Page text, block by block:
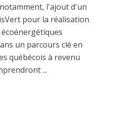
l'ajout d'un
pour la réalisation
un parcours clé en
québécois à revenu
...